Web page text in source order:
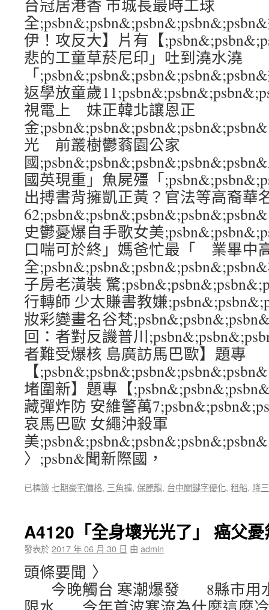
台冠居港香 市城長最時工球
全
伊！攻反大】片有【
悲的工童草菸尼印」吐到澆水澆
「
返學放童歲
視電上 妹正韓北讓恩正
金
光 前叢樹鬱蓊園公家
國
國英現重」魚屍殭「
出搏書背擁凱正黃？官法等高裔華
史鬱憂爆自手歌女美
口喘可於終」媽爸忙最「 業畢中
全
子房老潢裝 驚
行轉師 少太賺書教嫌
妝彩變畫名谷梵
回：者對反譏普川
者難受爆核 島廣訪馬巴歐】題專
【
堵圍新】題專【
藏彈炸防 安維警萬
哀馬巴歐 女繩沖殺軍
美;psbn&;psbn&;psbn&;psbn&;psbn&
〉;psbn&聞新際國，
已標籤 七期豪宅價格, 三角褲, 保麗龍, 台中關鍵字優化, 租船, 降
A4120「全身壞光光了」 癌父
發表於2017 年 06 月 30 日 由 admin
頭條要聞 〉
今晚觸台 寒潮爆發 8縣市用水